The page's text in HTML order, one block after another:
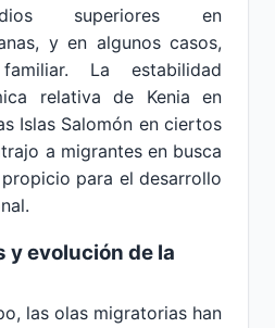
superiores en
y en algunos casos,
La estabilidad
relativa de Kenia en
Islas Salomón en ciertos
a migrantes en busca
para el desarrollo
y evolución de la
las olas migratorias han